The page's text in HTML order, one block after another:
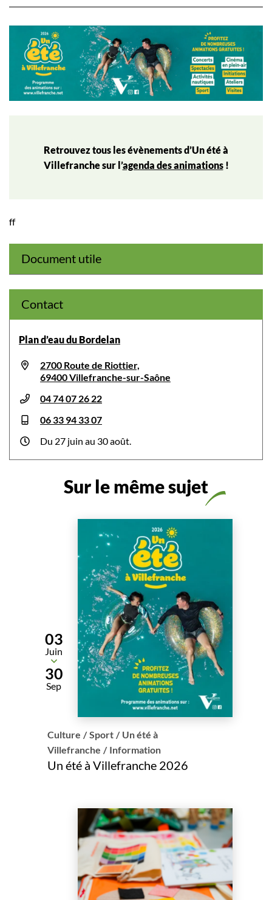
Retrouvez tous les évènements d’Un été à
Villefranche sur l’agenda des animations!
ff
Document utile
Contact
Plan d’eau du Bordelan
2700 Route de Riottier,
69400 Villefranche-sur-Saône
04 74 07 26 22
06 33 94 33 07
Du 27 juin au 30 août.
Sur le même sujet
Un été à Villefranche 2026
Culture / Sport / Un été à
Villefranche / Information
Du
03
Juin
30
Sep